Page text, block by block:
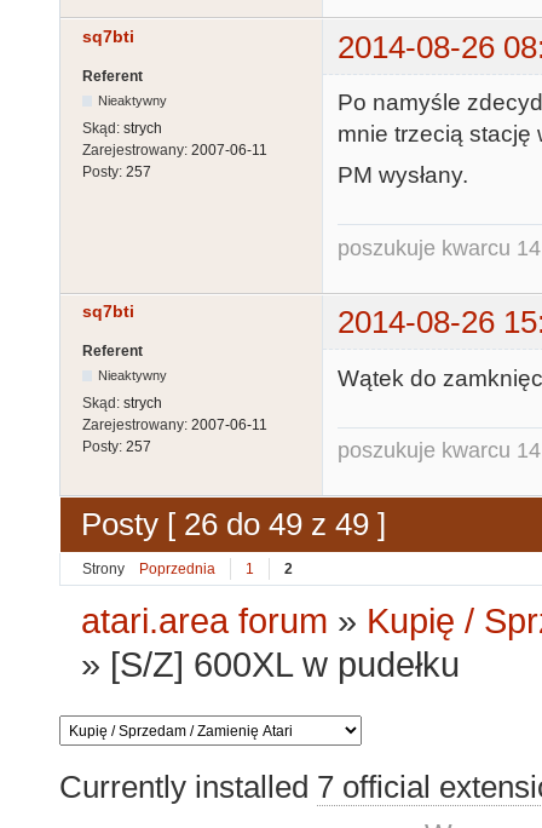
sq7bti 2014-08-26
Referent
Nieaktywny
Skąd: strych
Zarejestrowany: 2007-06-11
Posty: 257
Po namyśle
mnie trzecią stację
PM wysłany.
poszukuje kwarcu
sq7bti 2014-08-26
Referent
Nieaktywny
Skąd: strych
Zarejestrowany: 2007-06-11
Posty: 257
Wątek do
poszukuje kwarcu
Posty [ 26 do 49 z 49 ]
Strony Poprzednia 1 2
atari.area forum » Kupię /
» [S/Z] 600XL w pudełku
Currently installed 7 official